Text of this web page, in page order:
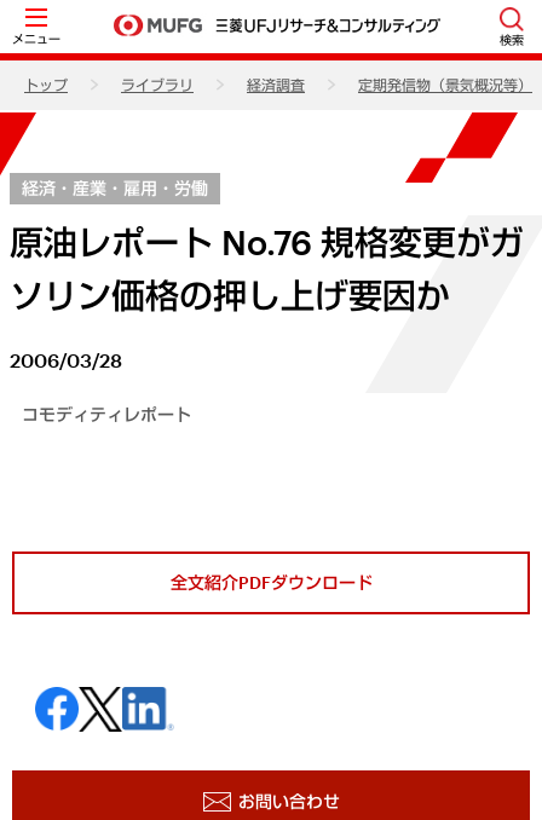
メニュー 検索
トップ ライブラリ 経済調査 定期発信物（景気概況等）
経済・産業・雇用・労働
原油レポート No.76 規格変更がガ
ソリン価格の押し上げ要因か
2006/03/28
コモディティレポート
全文紹介PDFダウンロード
お問い合わせ